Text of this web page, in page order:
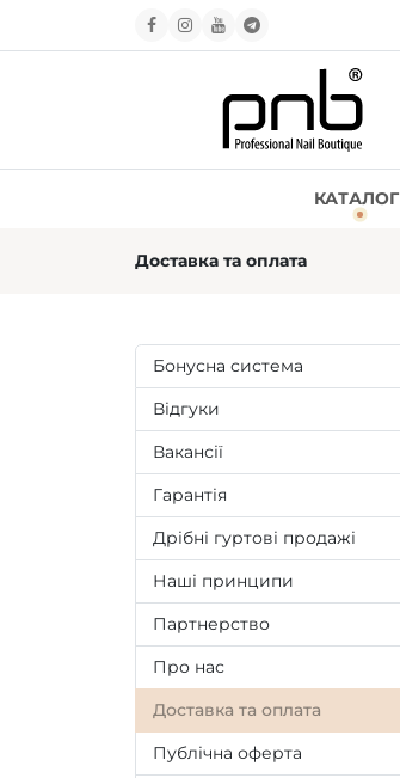
КАТАЛОГ
Доставка та оплата
Бонусна система
Відгуки
Вакансії
Гарантія
Дрібні гуртові продажі
Наші принципи
Партнерство
Про нас
Доставка та оплата
Публічна оферта